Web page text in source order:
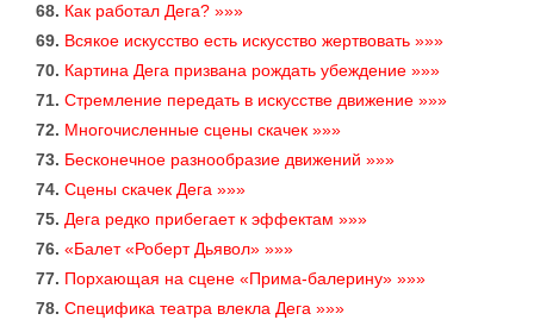
68. Как работал Дега? »»»
69. Всякое искусство есть искусство жертвовать »»»
70. Картина Дега призвана рождать убеждение »»»
71. Стремление передать в искусстве движение »»»
72. Многочисленные сцены скачек »»»
73. Бесконечное разнообразие движений »»»
74. Сцены скачек Дега »»»
75. Дега редко прибегает к эффектам »»»
76. «Балет «Роберт Дьявол» »»»
77. Порхающая на сцене «Прима-балерину» »»»
78. Специфика театра влекла Дега »»»